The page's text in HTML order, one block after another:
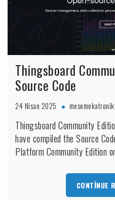
Thingsboard
Source Code
24 Nisan 2025 mesemekatronik
Thingsboard Community
have compiled the Source
Platform Community Edition
CONTINUE